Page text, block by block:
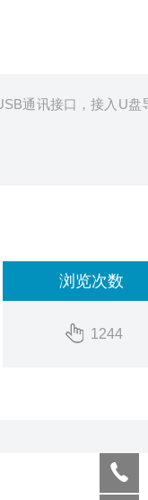
通讯接口，接入U盘
浏览次数
1244